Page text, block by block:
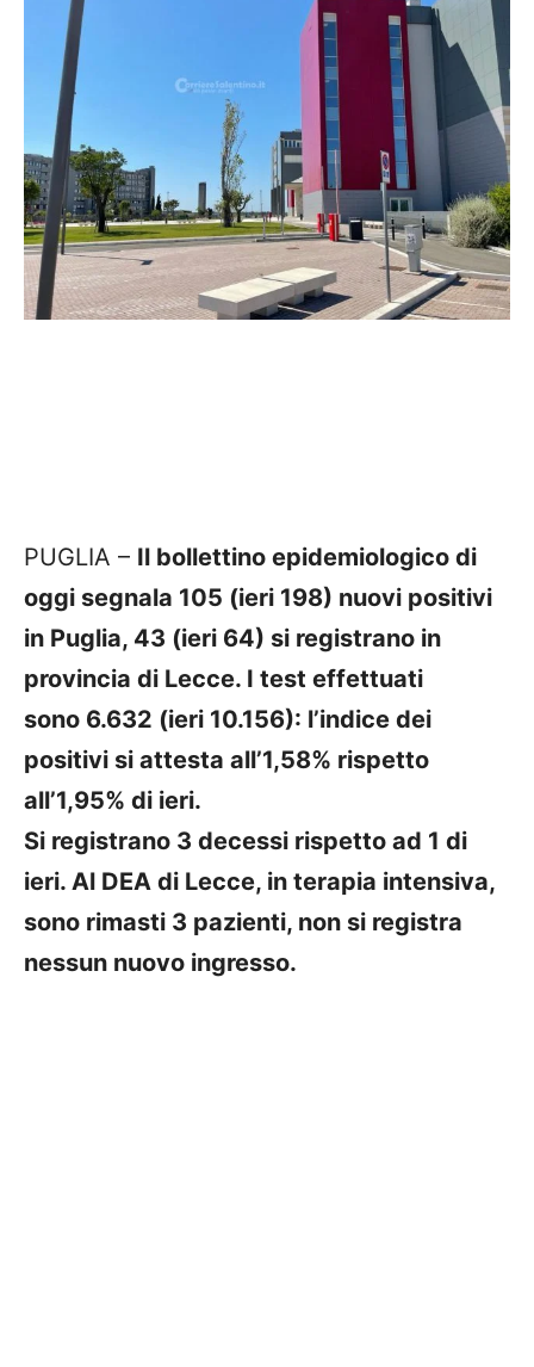
PUGLIA – Il bollettino epidemiologico di
oggi segnala 105 (ieri 198) nuovi positivi
in Puglia, 43 (ieri 64) si registrano in
provincia di Lecce. I test effettuati
sono 6.632 (ieri 10.156): l’indice dei
positivi si attesta all’1,58% rispetto
all’1,95% di ieri.
Si registrano 3 decessi rispetto ad 1 di
ieri. Al DEA di Lecce, in terapia intensiva,
sono rimasti 3 pazienti, non si registra
nessun nuovo ingresso.